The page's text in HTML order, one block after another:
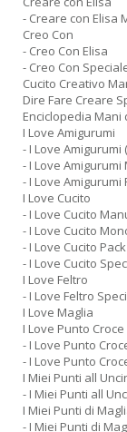
- Creare con Elisa
Creo Con
- Creo Con Elisa
- Creo Con
Cucito Creativo
Dire Fare Creare
Enciclopedia Mani
I Love Amigurumi
- I Love Amigurumi
- I Love Amigurumi
- I Love Amigurumi
I Love Cucito
- I Love Cucito
- I Love Cucito
- I Love Cucito
- I Love Cucito
I Love Feltro
- I Love Feltro
I Love Maglia
I Love Punto Croce
- I Love Punto
- I Love Punto
I Miei Punti all
- I Miei Punti all
I Miei Punti di
- I Miei Punti di